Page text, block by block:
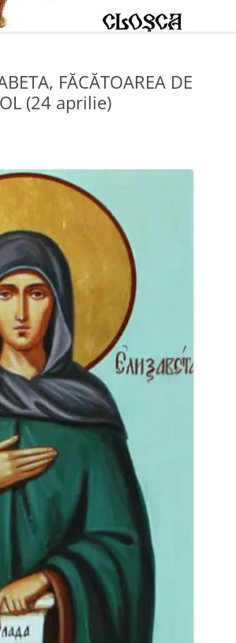
FĂCĂTOAREA DE
(24 aprilie)